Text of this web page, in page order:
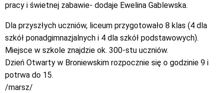
pracy i świetnej zabawie- dodaje Ewelina Gablewska.
Dla przyszłych uczniów, liceum przygotowało 8 klas (4 dla
szkół ponadgimnazjalnych i 4 dla szkół podstawowych).
Miejsce w szkole znajdzie ok. 300-stu uczniów.
Dzień Otwarty w Broniewskim rozpocznie się o godzinie 9 i
potrwa do 15.
/marsz/